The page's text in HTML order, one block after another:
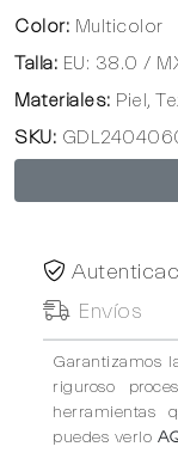
Color: Multicolor
Talla: EU: 38.0 /
Materiales: Piel,
SKU:
Envíos
Garantizamos
riguroso
herramientas
puedes verlo